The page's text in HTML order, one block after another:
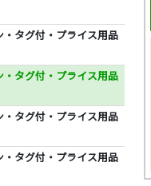
・タグ付・プライス用品
・タグ付・プライス用品
・タグ付・プライス用品
・タグ付・プライス用品